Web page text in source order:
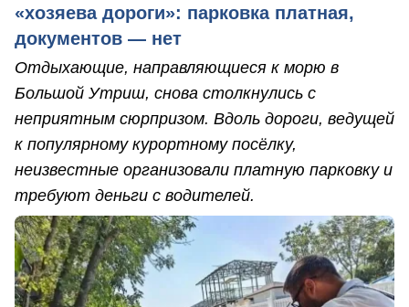
«хозяева дороги»: парковка платная,
документов — нет
Отдыхающие, направляющиеся к морю в
Большой Утриш, снова столкнулись с
неприятным сюрпризом. Вдоль дороги, ведущей
к популярному курортному посёлку,
неизвестные организовали платную парковку и
требуют деньги с водителей.